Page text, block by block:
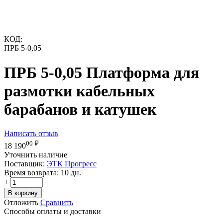
КОД:
ПРБ 5-0,05
ПРБ 5-0,05 Платформа для
размотки кабельных
барабанов и катушек
Написать отзыв
18 19000 ₽
Уточнить наличие
Поставщик: ЭТК Прогресс
Время возврата: 10 дн.
+
−
В корзину
Отложить Сравнить
Способы оплаты и доставки